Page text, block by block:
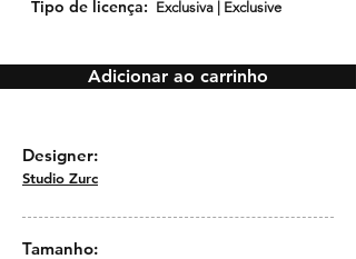
Tipo de licença: Exclusiva | Exclusive
Adicionar ao carrinho
Designer:
Studio Zurc
Tamanho: